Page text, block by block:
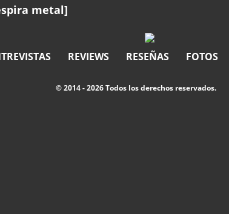
metal]
REVIEWS RESEÑAS FOTOS
© 2014 - 2026 Todos los derechos reservados.